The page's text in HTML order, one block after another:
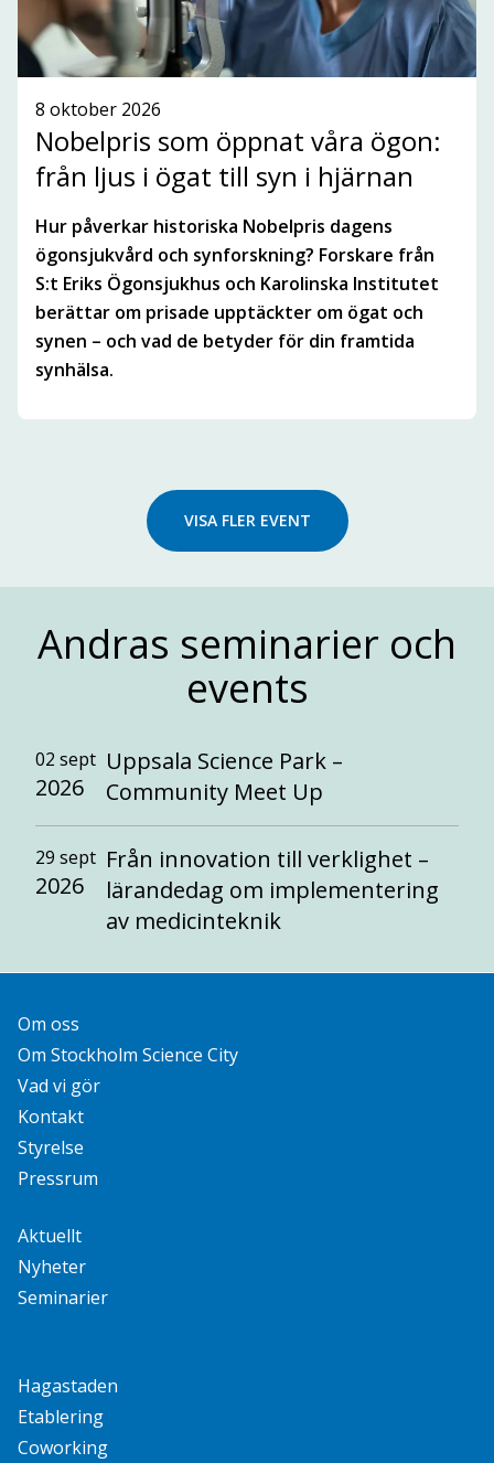
8 oktober 2026
Nobelpris som öppnat våra ögon:
från ljus i ögat till syn i hjärnan
Hur påverkar historiska Nobelpris dagens
ögonsjukvård och synforskning? Forskare från
S:t Eriks Ögonsjukhus och Karolinska Institutet
berättar om prisade upptäckter om ögat och
synen – och vad de betyder för din framtida
synhälsa.
VISA FLER EVENT
Andras seminarier och
events
02 sept
2026
Uppsala Science Park –
Community Meet Up
29 sept
2026
Från innovation till verklighet –
lärandedag om implementering
av medicinteknik
Om oss
Om Stockholm Science City
Vad vi gör
Kontakt
Styrelse
Pressrum
Aktuellt
Nyheter
Seminarier
Hagastaden
Etablering
Coworking